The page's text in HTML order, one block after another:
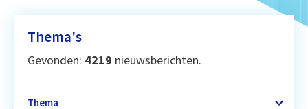
Thema's
Gevonden: 4219 nieuwsberichten.
Thema